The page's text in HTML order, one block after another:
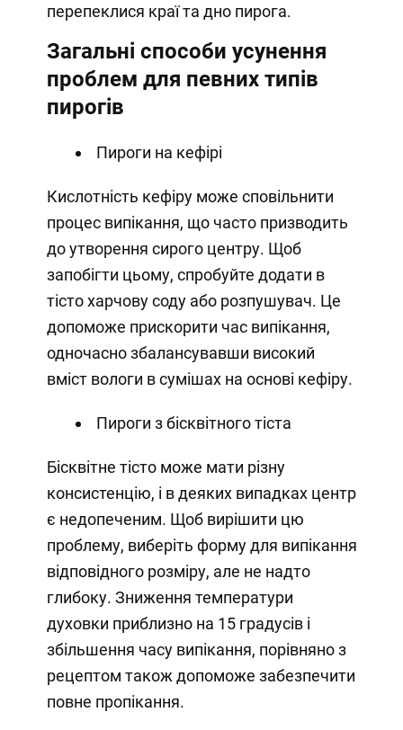
перепеклися краї та дно пирога.
Загальні способи усунення
проблем для певних типів
пирогів
Пироги на кефірі
Кислотність кефіру може сповільнити
процес випікання, що часто призводить
до утворення сирого центру. Щоб
запобігти цьому, спробуйте додати в
тісто харчову соду або розпушувач. Це
допоможе прискорити час випікання,
одночасно збалансувавши високий
вміст вологи в сумішах на основі кефіру.
Пироги з бісквітного тіста
Бісквітне тісто може мати різну
консистенцію, і в деяких випадках центр
є недопеченим. Щоб вирішити цю
проблему, виберіть форму для випікання
відповідного розміру, але не надто
глибоку. Зниження температури
духовки приблизно на 15 градусів і
збільшення часу випікання, порівняно з
рецептом також допоможе забезпечити
повне пропікання.